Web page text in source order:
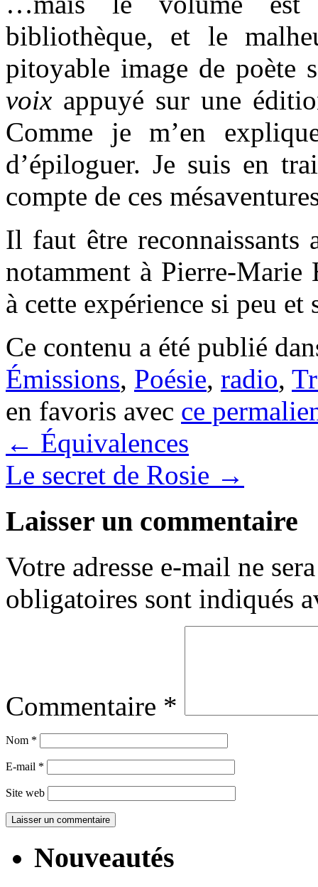
bibliothèque, et le
pitoyable image de
voix appuyé sur une
Comme je m’en
d’épiloguer. Je suis en
compte de ces
Il faut être reconnaissants
notamment à Pierre-Marie
à cette expérience si peu et
Ce contenu a été publié
Émissions, Poésie, radio,
en favoris avec ce
← Équivalences
Le secret de Rosie →
Laisser un commentaire
Votre adresse e-mail ne
obligatoires sont indiqués
Commentaire *
Nom *
E-mail *
Site web
Nouveautés